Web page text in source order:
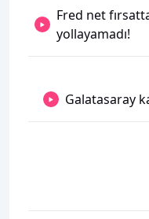
Fred net
yollayamadı!
Galatasaray